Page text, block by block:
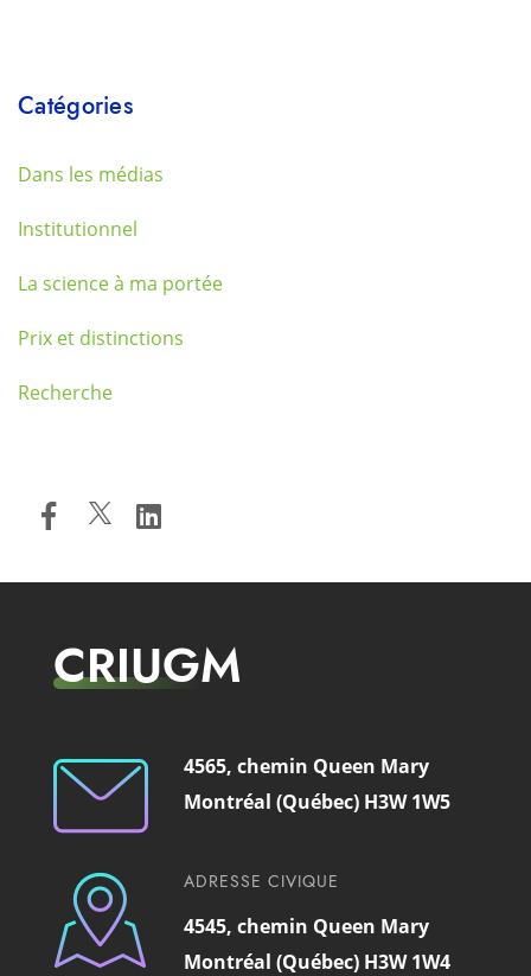
Catégories
Dans les médias
Institutionnel
La science à ma portée
Prix et distinctions
Recherche
CRIUGM
4565, chemin Queen Mary
Montréal (Québec) H3W 1W5
ADRESSE CIVIQUE
4545, chemin Queen Mary
Montréal (Québec) H3W 1W4